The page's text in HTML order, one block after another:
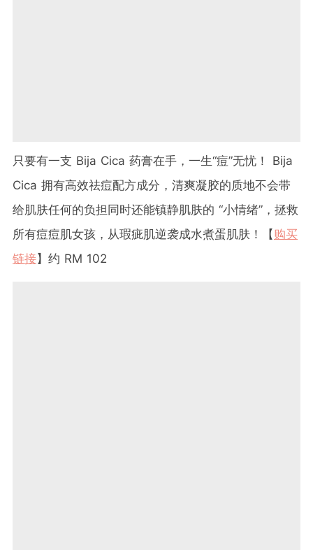
只要有一支 Bija Cica 药膏在手，一生“痘”无忧！ Bija
Cica 拥有高效祛痘配方成分，清爽凝胶的质地不会带
给肌肤任何的负担同时还能镇静肌肤的 “小情绪”，拯救
所有痘痘肌女孩，从瑕疵肌逆袭成水煮蛋肌肤！【 购买
链接】约 RM 102